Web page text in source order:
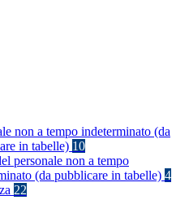
non a tempo indeterminato (da
in tabelle) 10
personale non a tempo
(da pubblicare in tabelle) 4
22